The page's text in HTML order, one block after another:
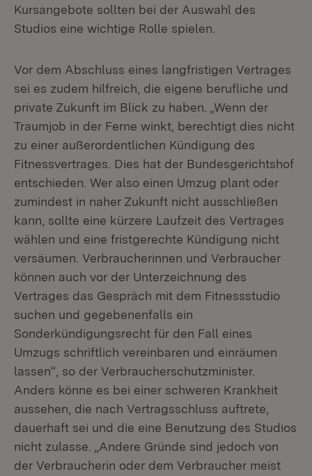
Kursangebote sollten bei der Auswahl des
Studios eine wichtige Rolle spielen.
Vor dem Abschluss eines langfristigen Vertrages
sei es zudem hilfreich, die eigene berufliche und
private Zukunft im Blick zu haben. „Wenn der
Traumjob in der Ferne winkt, berechtigt dies nicht
zu einer außerordentlichen Kündigung des
Fitnessvertrages. Dies hat der Bundesgerichtshof
entschieden. Wer also einen Umzug plant oder
zumindest in naher Zukunft nicht ausschließen
kann, sollte eine kürzere Laufzeit des Vertrages
wählen und eine fristgerechte Kündigung nicht
versäumen. Verbraucherinnen und Verbraucher
können auch vor der Unterzeichnung des
Vertrages das Gespräch mit dem Fitnessstudio
suchen und gegebenenfalls ein
Sonderkündigungsrecht für den Fall eines
Umzugs schriftlich vereinbaren und einräumen
lassen“, so der Verbraucherschutzminister.
Anders könne es bei einer schweren Krankheit
aussehen, die nach Vertragsschluss auftrete,
dauerhaft sei und die eine Benutzung des Studios
nicht zulasse. „Andere Gründe sind jedoch von
der Verbraucherin oder dem Verbraucher meist